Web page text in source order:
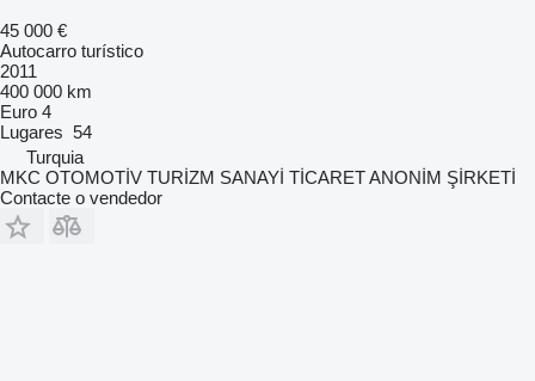
45 000 €
Autocarro turístico
2011
400 000 km
Euro 4
Lugares 54
Turquia
MKC OTOMOTİV TURİZM SANAYİ TİCARET ANONİM ŞİRKETİ
Contacte o vendedor